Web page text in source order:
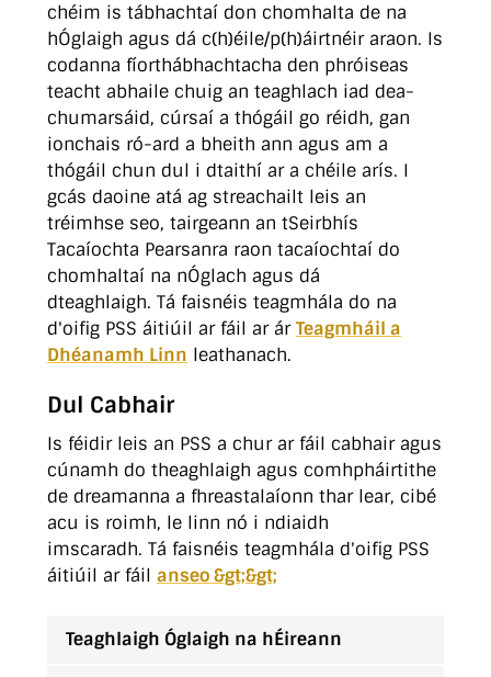
chéim is tábhachtaí don chomhalta de na
hÓglaigh agus dá c(h)éile/p(h)áirtnéir araon. Is
codanna fíorthábhachtacha den phróiseas
teacht abhaile chuig an teaghlach iad dea-
chumarsáid, cúrsaí a thógáil go réidh, gan
ionchais ró-ard a bheith ann agus am a
thógáil chun dul i dtaithí ar a chéile arís. I
gcás daoine atá ag streachailt leis an
tréimhse seo, tairgeann an tSeirbhís
Tacaíochta Pearsanra raon tacaíochtaí do
chomhaltaí na nÓglach agus dá
dteaghlaigh. Tá faisnéis teagmhála do na
d'oifig PSS áitiúil ar fáil ar árTeagmháil a
Dhéanamh Linn leathanach.
Dul Cabhair
Is féidir leis an PSS a chur ar fáil cabhair agus
cúnamh do theaghlaigh agus comhpháirtithe
de dreamanna a fhreastalaíonn thar lear, cibé
acu is roimh, le linn nó i ndiaidh
imscaradh. Tá faisnéis teagmhála d'oifig PSS
áitiúil ar fáil anseo &gt;&gt;
Teaghlaigh Óglaigh na hÉireann